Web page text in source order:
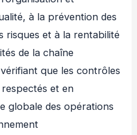
à la prévention des
risques et à la rentabilité
de la chaîne
que les contrôles
et en
globale des opérations